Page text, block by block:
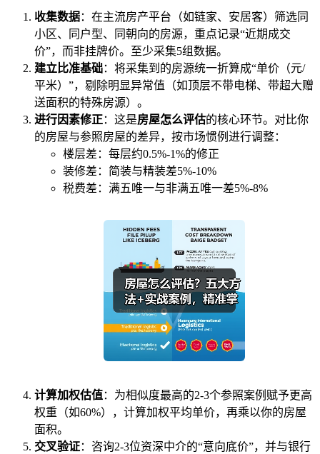
收集数据：在主流房产平台（如链家、安居客）筛选同
小区、同户型、同朝向的房源，重点记录“近期成交
价”，而非挂牌价。至少采集5组数据。
建立比准基础：将采集到的房源统一折算成“单价（元/
平米）”，剔除明显异常值（如顶层不带电梯、带超大赠
送面积的特殊房源）。
进行因素修正：这是房屋怎么评估的核心环节。对比你
的房屋与参照房屋的差异，按市场惯例进行调整：
楼层差：每层约0.5%-1%的修正
装修差：简装与精装差5%-10%
税费差：满五唯一与非满五唯一差5%-8%
计算加权估值：为相似度最高的2-3个参照案例赋予更高
权重（如60%），计算加权平均单价，再乘以你的房屋
面积。
交叉验证：咨询2-3位资深中介的“意向底价”，并与银行